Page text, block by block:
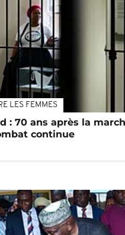
LES FEMMES
: 70 ans après la
continue